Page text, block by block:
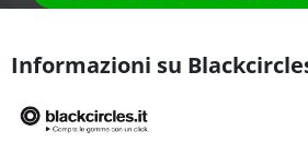
Informazioni su